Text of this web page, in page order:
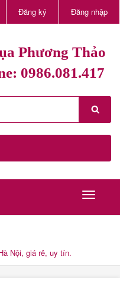
Đăng ký Đăng nhập
Phương Thảo
0986.081.417
Nội, giá rẻ, uy tín.